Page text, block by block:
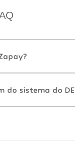
sistema do